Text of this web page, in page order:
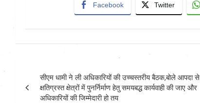
Facebook Twitter
navigation
सीएम धामी ने ली अधिकारियों की उच्चस्तरीय बैठक,बोले आपदा से
क्षतिग्रस्त क्षेत्रों में पुनर्निर्माण हेतु समयबद्ध कार्यवाही की जाए और
अधिकारियों की जिम्मेदारी हो तय